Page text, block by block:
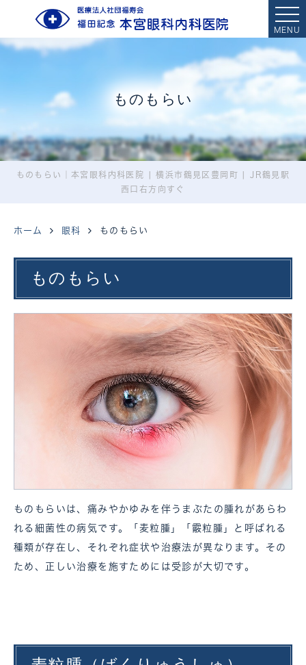
MENU
ものもらい
ものもらい｜本宮眼科内科医院 | 横浜市鶴見区豊岡町 | JR鶴見駅
西口右方向すぐ
ホーム 眼科 ものもらい
ものもらい
ものもらいは、痛みやかゆみを伴うまぶたの腫れがあらわ
れる細菌性の病気です。「麦粒腫」「霰粒腫」と呼ばれる
種類が存在し、それぞれ症状や治療法が異なります。その
ため、正しい治療を施すためには受診が大切です。